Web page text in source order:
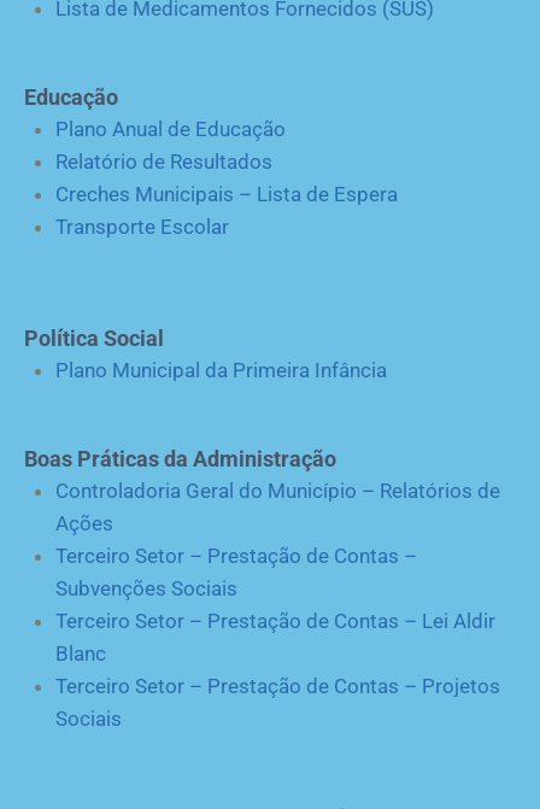
Lista de Medicamentos Fornecidos (SUS)
Educação
Plano Anual de Educação
Relatório de Resultados
Creches Municipais – Lista de Espera
Transporte Escolar
Política Social
Plano Municipal da Primeira Infância
Boas Práticas da Administração
Controladoria Geral do Município – Relatórios de
Ações
Terceiro Setor – Prestação de Contas –
Subvenções Sociais
Terceiro Setor – Prestação de Contas – Lei Aldir
Blanc
Terceiro Setor – Prestação de Contas – Projetos
Sociais